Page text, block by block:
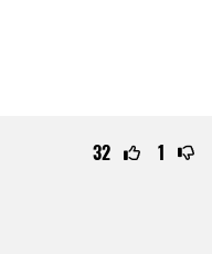
32 1